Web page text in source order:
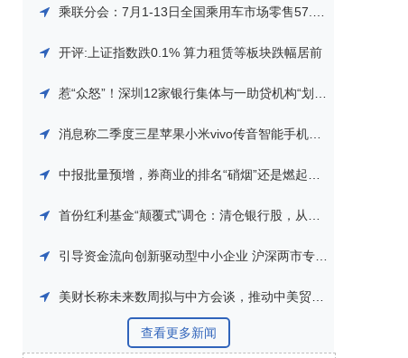
乘联分会：7月1-13日全国乘用车市场零售57.1万辆 同比增长7%
开评:上证指数跌0.1% 算力租赁等板块跌幅居前
惹“众怒”！深圳12家银行集体与一助贷机构“划清界限”，打击金融“黑灰产”在继续
消息称二季度三星苹果小米vivo传音智能手机市场份额与去年同期相当
中报批量预增，券商业的排名“硝烟”还是燃起来了
首份红利基金“颠覆式”调仓：清仓银行股，从传统红利转向市场化红利
引导资金流向创新驱动型中小企业 沪深两市专精特新系列指数即将发布
美财长称未来数周拟与中方会谈，推动中美贸易等议题磋商
查看更多新闻